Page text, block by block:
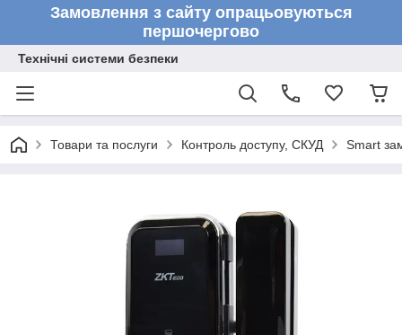
Замовлення з сайту опрацьовуються
першочергово
Технічні системи безпеки
Товари та послуги Контроль доступу, СКУД Smart